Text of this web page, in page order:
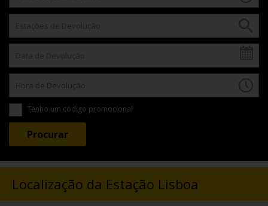
Tenho um código promocional
Localização da Estação Lisboa